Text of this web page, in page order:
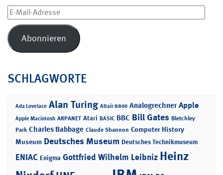
E-
Mail-
Adresse
Abonnieren
SCHLAGWORTE
Ada Lovelace Alan Turing Altair 8800 Analogrechner Apple
Apple Macintosh ARPANET Atari BASIC BBC Bill Gates Bletchley
Park Charles Babbage Claude Shannon Computer History
Museum Deutsches Museum Deutsches Technikmuseum
ENIAC Enigma Gottfried Wilhelm Leibniz Heinz